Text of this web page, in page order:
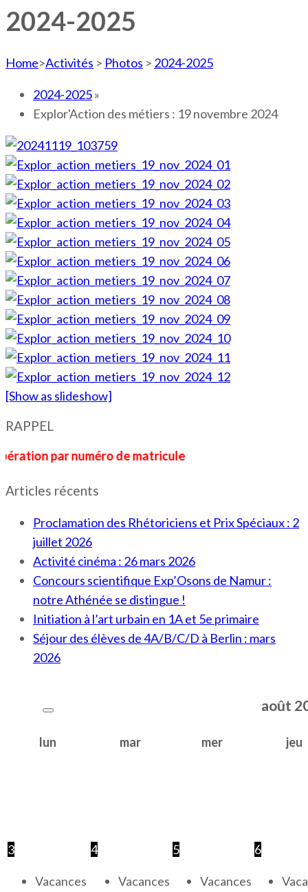
2024-2025
Home>Activités > Photos > 2024-2025
2024-2025»
Explor'Action des métiers : 19 novembre 2024
[Show as slideshow]
RAPPEL
numéro de matricule
Articles récents
Proclamation des Rhétoriciens et Prix Spéciaux : 2
juillet 2026
Activité cinéma : 26 mars 2026
Concours scientifique Exp’Osons de Namur :
notre Athénée se distingue !
Initiation à l’art urbain en 1A et 5e primaire
Séjour des élèves de 4A/B/C/D à Berlin : mars
2026
août
lun mar mer jeu
3
Vacances
4
Vacances
5
Vacances
6